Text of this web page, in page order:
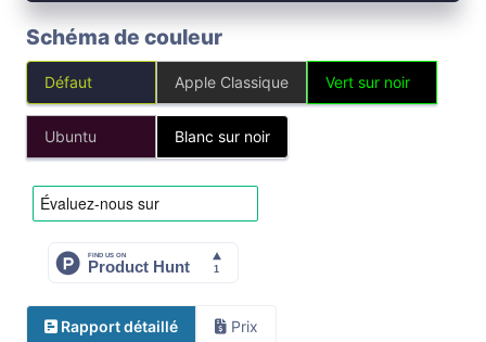
Schéma de couleur
Défaut Apple Classique Vert sur noir
Ubuntu Blanc sur noir
Rapport détaillé Prix